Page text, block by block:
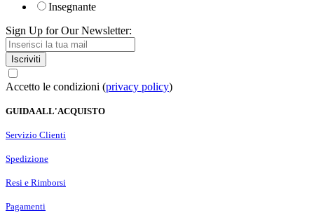
Insegnante
Sign Up for Our Newsletter:
Iscriviti
Accetto le condizioni (privacy policy)
GUIDA ALL'ACQUISTO
Servizio Clienti
Spedizione
Resi e Rimborsi
Pagamenti